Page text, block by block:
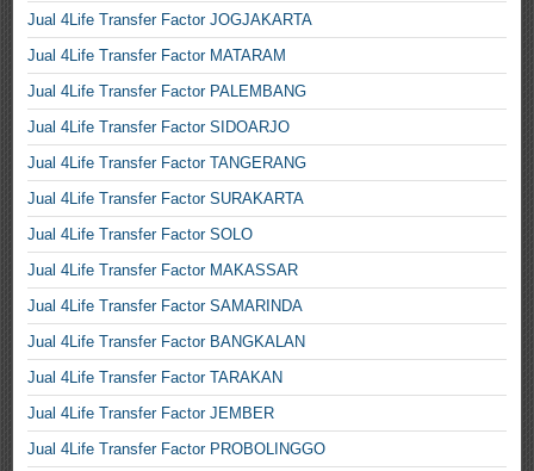
Jual 4Life Transfer Factor JOGJAKARTA
Jual 4Life Transfer Factor MATARAM
Jual 4Life Transfer Factor PALEMBANG
Jual 4Life Transfer Factor SIDOARJO
Jual 4Life Transfer Factor TANGERANG
Jual 4Life Transfer Factor SURAKARTA
Jual 4Life Transfer Factor SOLO
Jual 4Life Transfer Factor MAKASSAR
Jual 4Life Transfer Factor SAMARINDA
Jual 4Life Transfer Factor BANGKALAN
Jual 4Life Transfer Factor TARAKAN
Jual 4Life Transfer Factor JEMBER
Jual 4Life Transfer Factor PROBOLINGGO